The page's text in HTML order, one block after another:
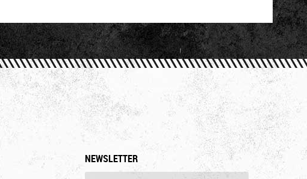
NEWSLETTER